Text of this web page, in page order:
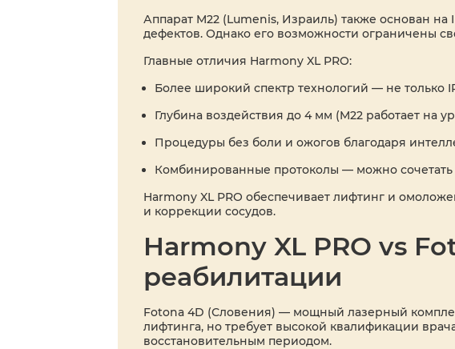
Аппарат M22 (Lumenis, Израиль) также основан
дефектов. Однако его возможности ограничены
Главные отличия Harmony XL PRO:
Более широкий спектр технологий — не только
Глубина воздействия до 4 мм (M22 работает на
Процедуры без боли и ожогов благодаря
Комбинированные протоколы — можно сочетать
Harmony XL PRO обеспечивает лифтинг и
и коррекции сосудов.
Harmony XL PRO vs
реабилитации
Fotona 4D (Словения) — мощный лазерный
лифтинга, но требует высокой квалификации
восстановительным периодом.